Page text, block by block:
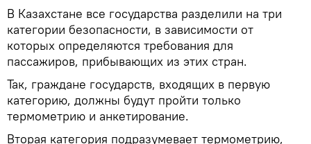
В Казахстане все государства разделили на три
категории безопасности, в зависимости от
которых определяются требования для
пассажиров, прибывающих из этих стран.
Так, граждане государств, входящих в первую
категорию, должны будут пройти только
термометрию и анкетирование.
Вторая категория подразумевает термометрию,